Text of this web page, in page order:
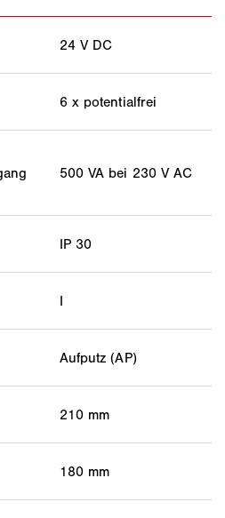
24 V DC
6 x potentialfrei
500 VA bei 230 V AC
IP 30
I
Aufputz (AP)
210 mm
180 mm